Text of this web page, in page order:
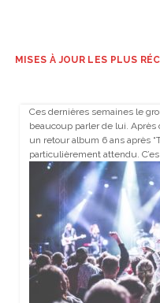
MISES À JOUR LES PLUS
Ces dernières semaines le
beaucoup parler de lui.
un retour album 6 ans après
particulièrement attendu. C’es